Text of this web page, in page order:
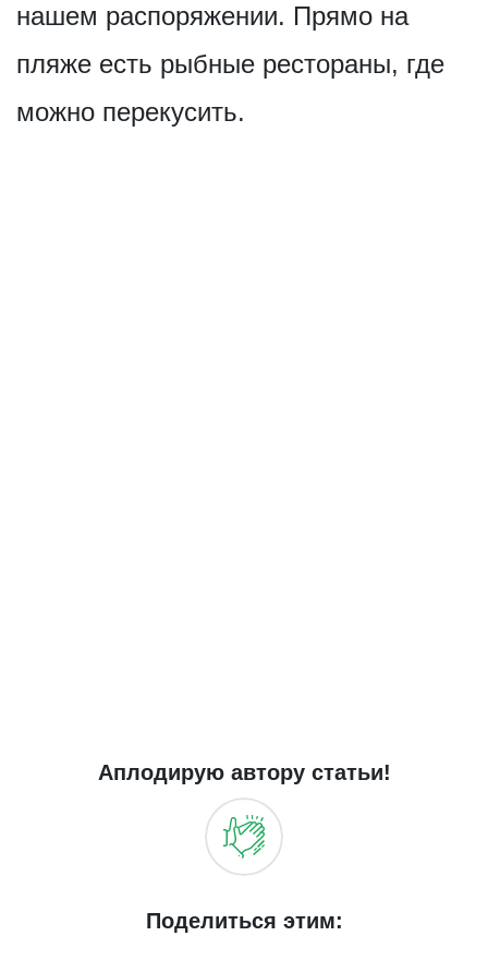
нашем распоряжении. Прямо на
пляже есть рыбные рестораны, где
можно перекусить.
Аплодирую автору статьи!
Поделиться этим: